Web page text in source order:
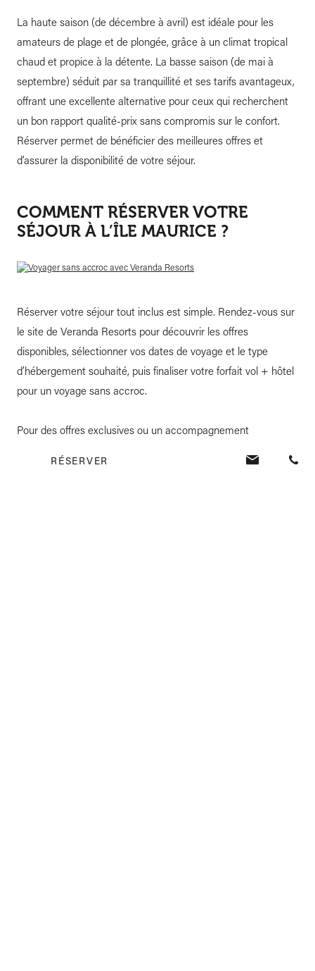
La haute saison (de décembre à avril) est idéale pour les
amateurs de plage et de plongée, grâce à un climat tropical
chaud et propice à la détente. La basse saison (de mai à
septembre) séduit par sa tranquillité et ses tarifs avantageux,
offrant une excellente alternative pour ceux qui recherchent
un bon rapport qualité-prix sans compromis sur le confort.
Réserver permet de bénéficier des meilleures offres et
d’assurer la disponibilité de votre séjour.
COMMENT RÉSERVER VOTRE
SÉJOUR À L’ÎLE MAURICE ?
Réserver votre séjour tout inclus est simple. Rendez-vous sur
le site de Veranda Resorts pour découvrir les offres
disponibles, sélectionner vos dates de voyage et le type
d’hébergement souhaité, puis finaliser votre forfait vol + hôtel
pour un voyage sans accroc.
Pour des offres exclusives ou un accompagnement
équipe dédiée vous aidera à organiser une escapade sur
RÉSERVER